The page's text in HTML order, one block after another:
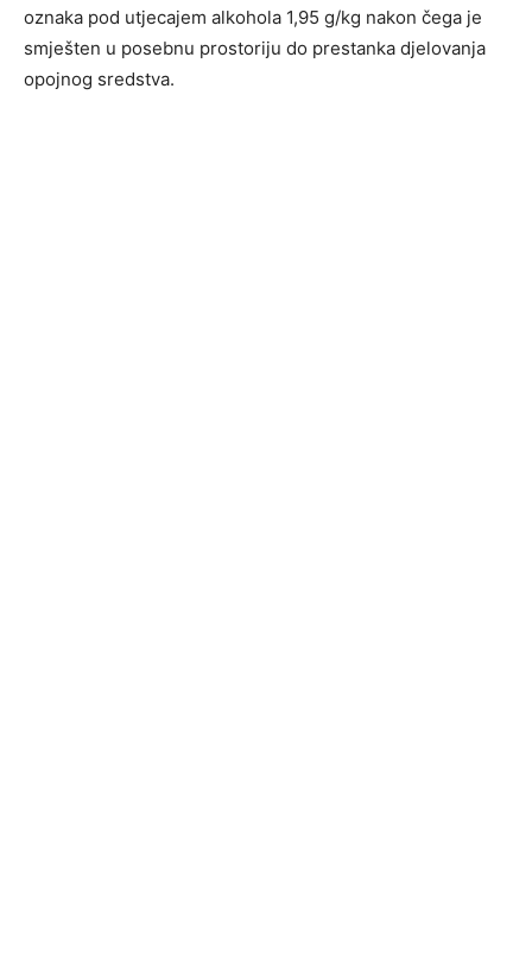
oznaka pod utjecajem alkohola 1,95 g/kg nakon čega je
smješten u posebnu prostoriju do prestanka djelovanja
opojnog sredstva.